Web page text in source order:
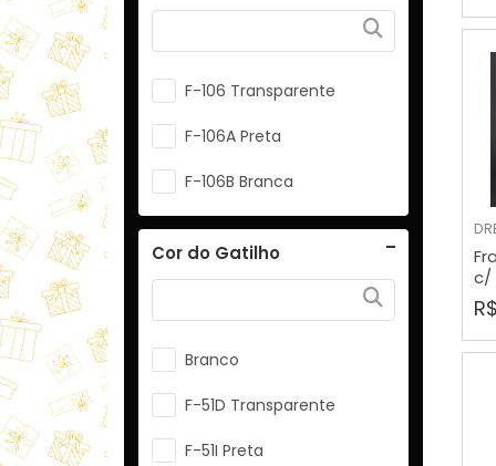
F-102B Prata
F-102C Dourada
F-103 Branca
F-103B Preta
F-103C Vermelha
F-103D Verde
F-103F Amarela
F-106 Transparente
F-106A Preta
F-106B Branca
Cor do Gatilho
Branco
F-51D Transparente
F-51I Preta
c/